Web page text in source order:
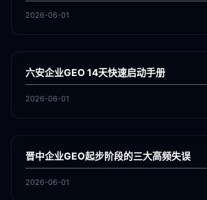
2026-06-01
GEO
六安企业GEO 14天快速启动手册
2026-06-01
GEO
晋中企业GEO起步阶段的三大高频失误
2026-06-01